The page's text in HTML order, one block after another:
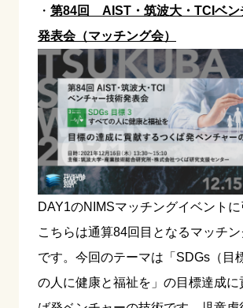
・ 第84回 AIST・筑波大・TCIベン
発表会（マッチング会）
DAY1のNIMSマッチングイベントに
こちらは通算84回目となるマッチン
です。今回のテーマは「SDGs（目
の人に健康と福祉を」の目標達成に